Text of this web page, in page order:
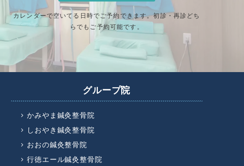
カレンダーで空いてる日時でご予約できます。初診・再診どち
らでもご予約可能です。
グループ院
かみやま鍼灸整骨院
しおやき鍼灸整骨院
おおの鍼灸整骨院
行徳エール鍼灸整骨院